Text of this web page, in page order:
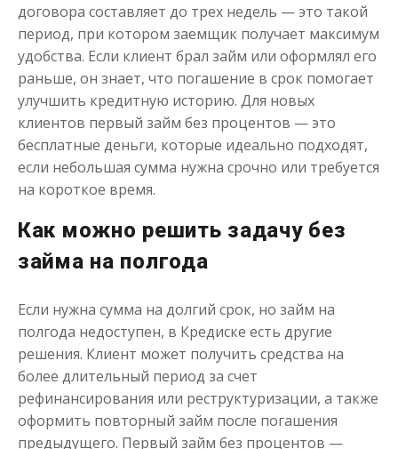
Моментальный займ
Сумма до50 000₽
Срок от 1до 21 дня
Получить
Одолжим до 30 дней
Сумма до
Срок от 1до 30 дня
Получить
договора составляет до трех недель — это такой
период, при котором заемщик получает максимум
удобства. Если клиент брал займ или оформлял его
раньше, он знает, что погашение в срок помогает
улучшить кредитную историю. Для новых
клиентов первый займ без процентов — это
бесплатные деньги, которые идеально подходят,
если небольшая сумма нужна срочно или требуется
на короткое время.
Как можно решить задачу без
займа на полгода
Если нужна сумма на долгий срок, но займ на
полгода недоступен, в Кредиске есть другие
решения. Клиент может получить средства на
более длительный период за счет
рефинансирования или реструктуризации, а также
оформить повторный займ после погашения
предыдущего. Первый займ без процентов —